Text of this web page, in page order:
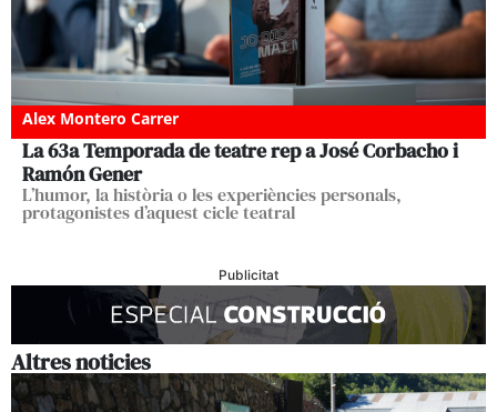
Alex Montero Carrer
La 63a Temporada de teatre rep a José Corbacho i
Ramón Gener
L’humor, la història o les experiències personals,
protagonistes d’aquest cicle teatral
Publicitat
Altres noticies